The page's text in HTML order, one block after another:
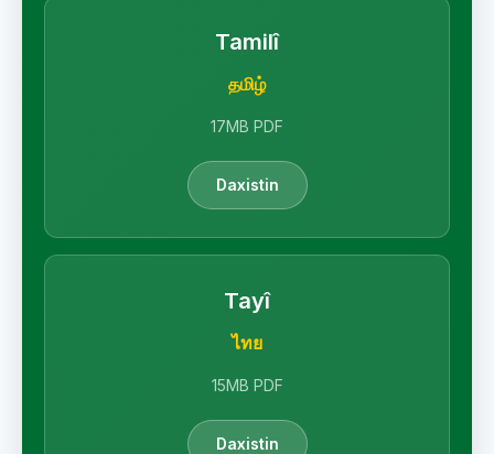
Tamilî
தமிழ்
17MB PDF
Daxistin
Tayî
ไทย
15MB PDF
Daxistin